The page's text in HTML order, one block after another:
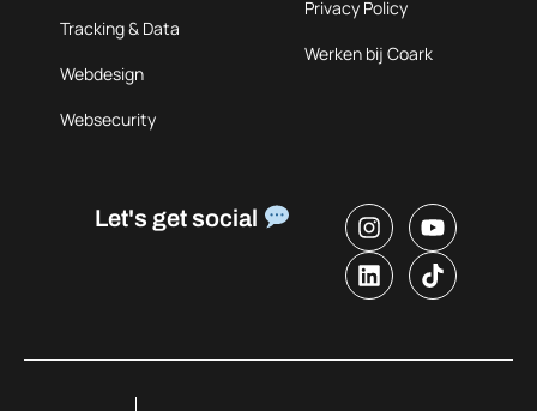
Tracking & Data
Webdesign
Websecurity
Privacy Policy
Werken bij Coark
Let's get social